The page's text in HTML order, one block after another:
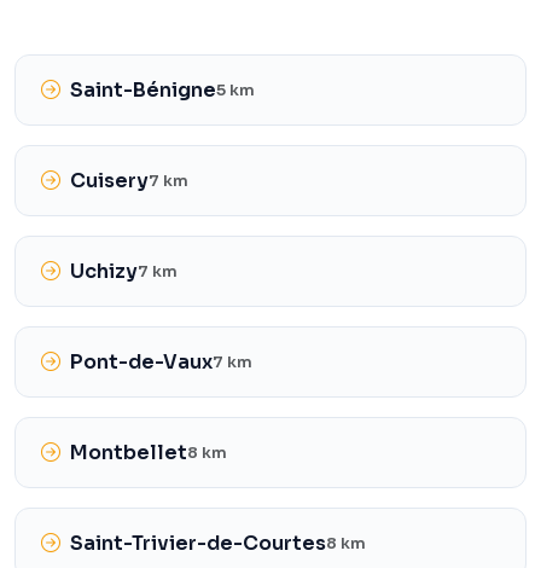
Saint-Bénigne5 km
Cuisery7 km
Uchizy7 km
Pont-de-Vaux7 km
Montbellet8 km
Saint-Trivier-de-Courtes8 km